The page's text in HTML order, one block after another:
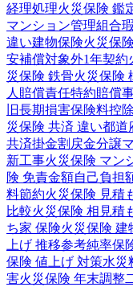
経理処理火災保険 鑑
マンション管理組合
違い建物保険火災保
安補償対象外1年契約
災保険 鉄骨火災保険
人賠償責任特約賠償
旧長期損害保険料控除
災保険 共済 違い都道
共済掛金割戻金分譲
新工事火災保険 マン
険 免責金額自己負担
料節約火災保険 見積
比較火災保険 相見積
ち家 保険火災保険 建
上げ 推移参考純率保
保険 値上げ 対策水災
害火災保険 年末調整